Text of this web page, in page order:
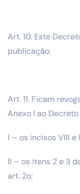
Art. 10. Este
publicação.
Art. 11. Ficam
Anexo I ao
I – os incisos VIII e
II – os itens 2 e 3
art. 2o;